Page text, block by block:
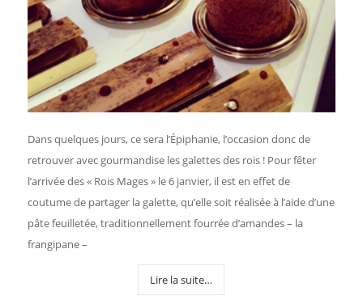
Dans quelques jours, ce sera l’Épiphanie, l’occasion donc de
retrouver avec gourmandise les galettes des rois ! Pour fêter
l’arrivée des « Rois Mages » le 6 janvier, il est en effet de
coutume de partager la galette, qu’elle soit réalisée à l’aide d’une
pâte feuilletée, traditionnellement fourrée d’amandes – la
frangipane –
Lire la suite…